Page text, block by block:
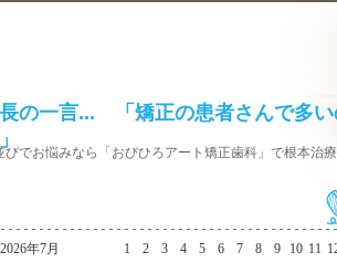
の一言... 「矯正の患者さんで多
びでお悩みなら「おびひろアート矯正歯科」で根本治療
2026年7月 1 2 3 4 5 6 7 8 9 10 11